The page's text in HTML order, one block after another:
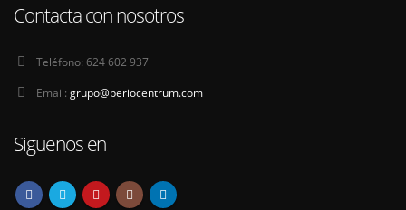
Contacta con nosotros
Teléfono: 624 602 937
Email: grupo@periocentrum.com
Siguenos en